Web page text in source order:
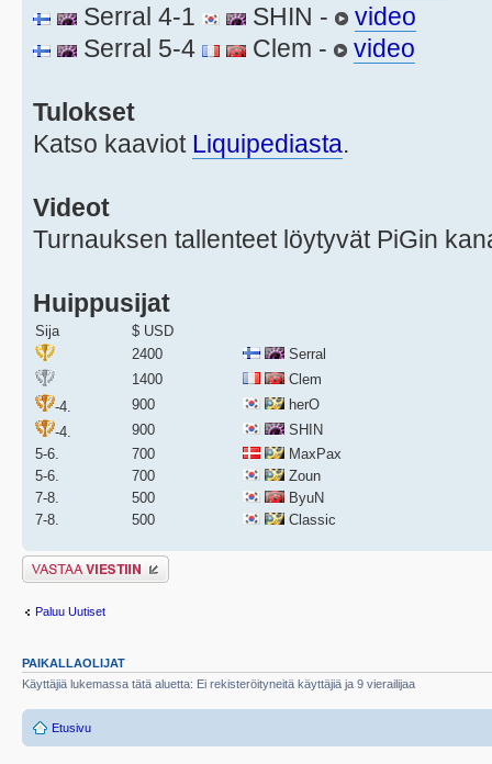
Serral 4-1
SHIN -
video
Serral 5-4
Clem - video
Tulokset
Katso kaaviot Liquipediasta.
Videot
Turnauksen tallenteet löytyvät PiGin
Huippusijat
Sija
$ USD
2400
Serral
1400
Clem
-4.
900
herO
-4.
900
SHIN
5-6.
700
MaxPax
5-6.
700
Zoun
7-8.
500
ByuN
7-8.
500 Classic
Lähetä vastaus
Paluu Uutiset
PAIKALLAOLIJAT
Käyttäjiä lukemassa tätä aluetta: Ei rekisteröityneitä käyttäjiä ja 9 vierailijaa
Etusivu